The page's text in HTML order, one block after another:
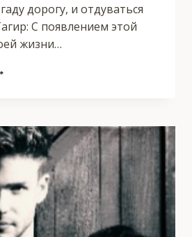
дорогу, и отдуваться
С появлением этой
жизни…